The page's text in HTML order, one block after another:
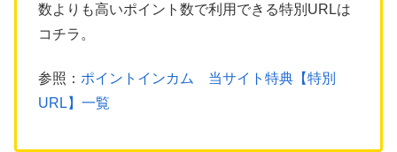
数よりも高いポイント数で利用できる特別URLは
コチラ。
参照： ポイントインカム 当サイト特典【特別
URL】一覧